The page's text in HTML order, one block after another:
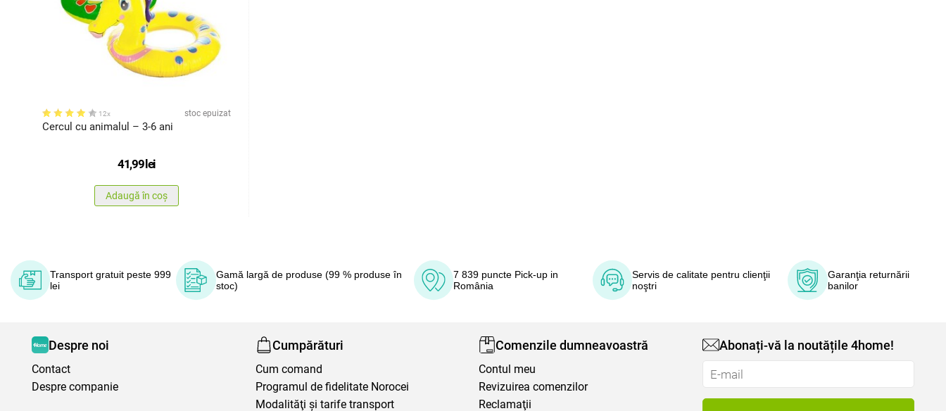
12x stoc epuizat
Cercul cu animalul – 3-6 ani
41,99lei
Adaugă în coș
Transport gratuit peste 999
lei
Gamă largă de produse (99 % produse în
stoc)
7 839 puncte Pick-up in
România
Servis de calitate pentru clienţii
noştri
Garanţia returnării
banilor
Despre noi
Contact
Despre companie
Cumpărături
Cum comand
Programul de fidelitate Norocei
Modalităţi şi tarife transport
Comenzile dumneavoastră
Contul meu
Revizuirea comenzilor
Reclamaţii
Abonați-vă la noutățile 4home!